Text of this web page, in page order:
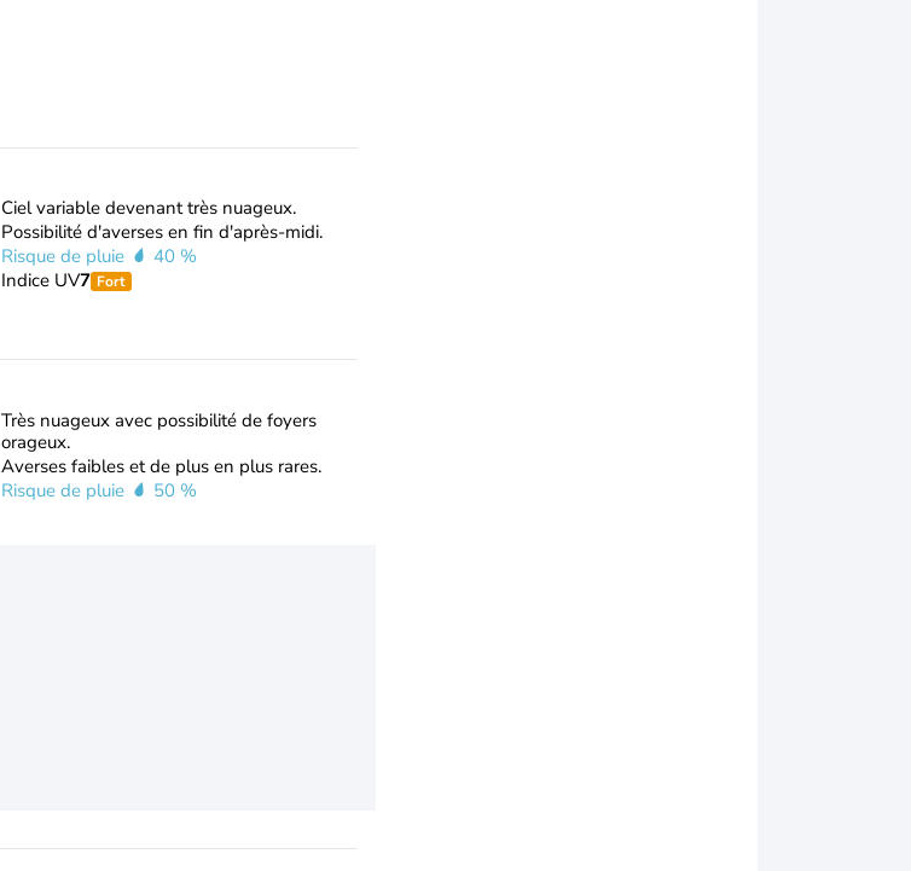
Ciel variable devenant très nuageux.
Possibilité d'averses en fin d'après-midi.
Risque de pluie
40 %
Indice UV7 Fort
Très nuageux avec possibilité de foyers
orageux.
Averses faibles et de plus en plus rares.
Risque de pluie
50 %